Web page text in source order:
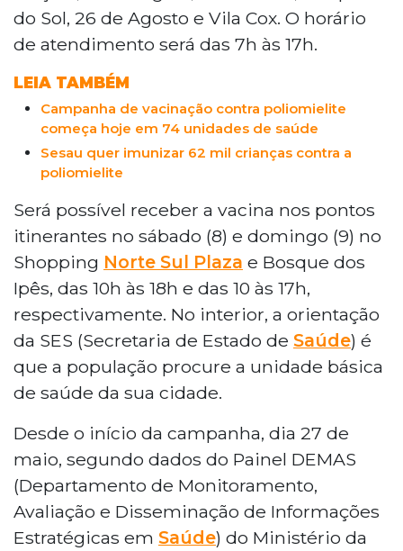
do Sol, 26 de Agosto e Vila Cox. O horário
de atendimento será das 7h às 17h.
LEIA TAMBÉM
Campanha de vacinação contra poliomielite
começa hoje em 74 unidades de saúde
Sesau quer imunizar 62 mil crianças contra a
poliomielite
Será possível receber a vacina nos pontos
itinerantes no sábado (8) e domingo (9) no
Shopping Norte Sul Plaza e Bosque dos
Ipês, das 10h às 18h e das 10 às 17h,
respectivamente. No interior, a orientação
da SES (Secretaria de Estado de Saúde) é
que a população procure a unidade básica
de saúde da sua cidade.
Desde o início da campanha, dia 27 de
maio, segundo dados do Painel DEMAS
(Departamento de Monitoramento,
Avaliação e Disseminação de Informações
Estratégicas em Saúde) do Ministério da